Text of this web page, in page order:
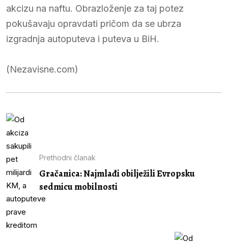
akcizu na naftu. Obrazloženje za taj potez
pokušavaju opravdati pričom da se ubrza
izgradnja autoputeva i puteva u BiH.
(Nezavisne.com)
Prethodni članak
Gračanica: Najmlađi obilježili Evropsku
sedmicu mobilnosti